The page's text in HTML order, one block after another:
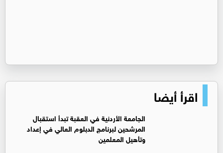
اقرأ أيضا
الجامعة الأردنية في العقبة تبدأ استقبال
المرشحين لبرنامج الدبلوم العالي في إعداد
وتأهيل المعلمين